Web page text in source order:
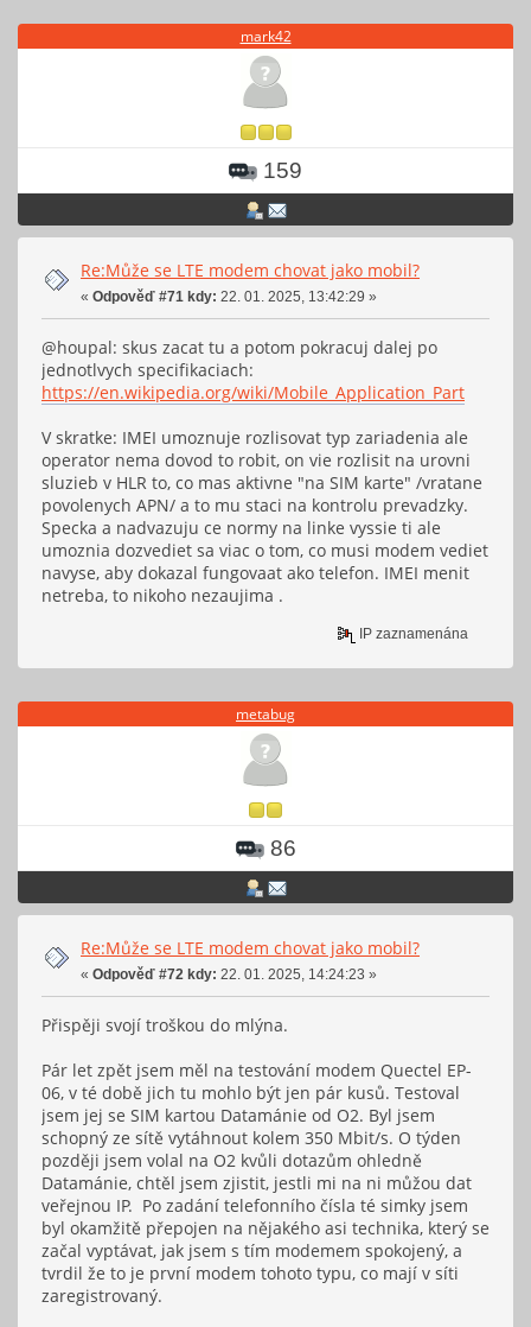
mark42
159
Re:Může se LTE modem chovat jako mobil?
« Odpověď #71 kdy: 22. 01. 2025, 13:42:29 »
@houpal: skus zacat tu a potom pokracuj dalej po
jednotlvych specifikaciach:
https://en.wikipedia.org/wiki/Mobile_Application_Part
V skratke: IMEI umoznuje rozlisovat typ zariadenia ale
operator nema dovod to robit, on vie rozlisit na urovni
sluzieb v HLR to, co mas aktivne "na SIM karte" /vratane
povolenych APN/ a to mu staci na kontrolu prevadzky.
Specka a nadvazuju ce normy na linke vyssie ti ale
umoznia dozvediet sa viac o tom, co musi modem vediet
navyse, aby dokazal fungovaat ako telefon. IMEI menit
netreba, to nikoho nezaujima .
IP zaznamenána
metabug
86
Re:Může se LTE modem chovat jako mobil?
« Odpověď #72 kdy: 22. 01. 2025, 14:24:23 »
Přispěji svojí troškou do mlýna.
Pár let zpět jsem měl na testování modem Quectel EP-
06, v té době jich tu mohlo být jen pár kusů. Testoval
jsem jej se SIM kartou Datamánie od O2. Byl jsem
schopný ze sítě vytáhnout kolem 350 Mbit/s. O týden
později jsem volal na O2 kvůli dotazům ohledně
Datamánie, chtěl jsem zjistit, jestli mi na ni můžou dat
veřejnou IP. Po zadání telefonního čísla té simky jsem
byl okamžitě přepojen na nějakého asi technika, který se
začal vyptávat, jak jsem s tím modemem spokojený, a
tvrdil že to je první modem tohoto typu, co mají v síti
zaregistrovaný.